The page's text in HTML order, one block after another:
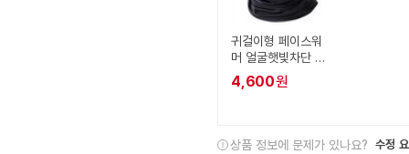
귀걸이형 페이스워
머 얼굴햇빛차단 쿨
마스크 DD-12315
4,600원
상품 정보에 문제가 있나요? 수정